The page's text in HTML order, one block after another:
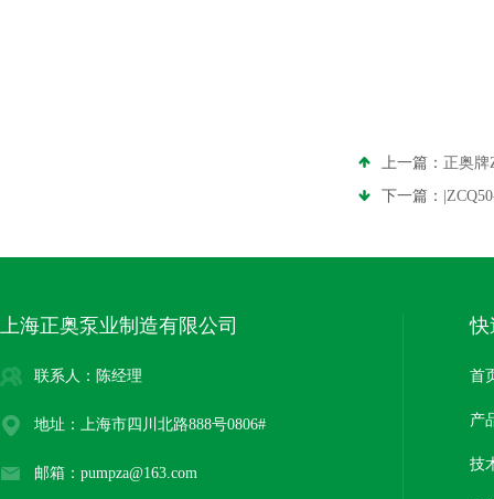
上一篇： 正奥牌
下一篇：
上海正奥泵业制造有限公司
联系人：陈经理
地址：上海市四川北路888号0806#
邮箱：pumpza@163.com
快
首
产
技